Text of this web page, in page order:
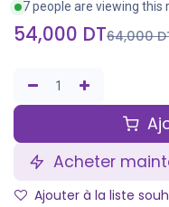
7 people are viewing this
54,000 DT64,000
Acheter
Ajouter à la liste